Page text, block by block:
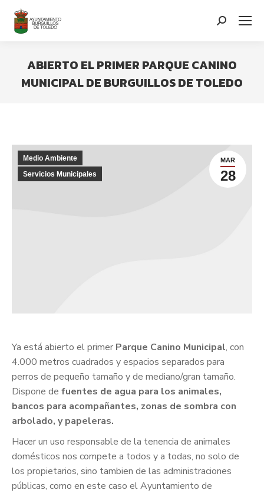
contenido
Search:
ABIERTO EL PRIMER PARQUE CANINO
MUNICIPAL DE BURGUILLOS DE TOLEDO
MAR
28
Medio Ambiente
Servicios Municipales
Ya está abierto el primer Parque Canino Municipal, con
4.000 metros cuadrados y espacios separados para
perros de pequeño tamaño y de mediano/gran tamaño.
Dispone de fuentes de agua para los animales,
bancos para acompañantes, zonas de sombra con
arbolado, y papeleras.
Hacer un uso responsable de la tenencia de animales
domésticos nos compete a todos y a todas, no solo de
los propietarios, sino tambien de las administraciones
públicas, como en este caso el Ayuntamiento de